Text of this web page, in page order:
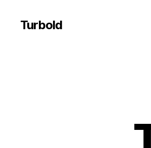
Turbold